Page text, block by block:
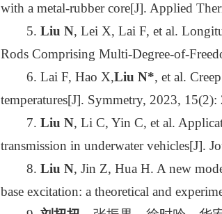
with a metal-rubber core[J]. Applied
5.Liu N, Lei X, Lai F, et al.
Rods Comprising Multi-Degree-of-
6. Lai F, Hao X,Liu N*, et al.
temperatures[J]. Symmetry, 2023, 15(2):
7.Liu N, Li C, Yin C, et al.
transmission in underwater vehicles[J].
8.Liu N, Jin Z, Hua H. A new
base excitation: a theoretical and